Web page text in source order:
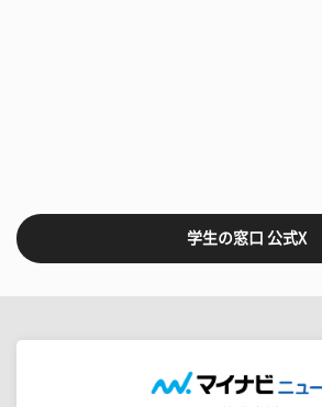
学生の窓口 公式X